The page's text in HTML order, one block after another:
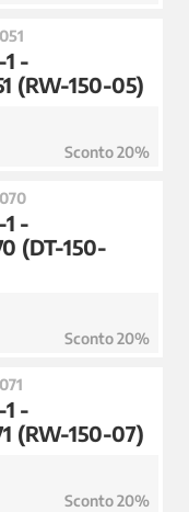
-
(RW-150-05)
Sconto 20%
-
(DT-150-
Sconto 20%
-
(RW-150-07)
Sconto 20%